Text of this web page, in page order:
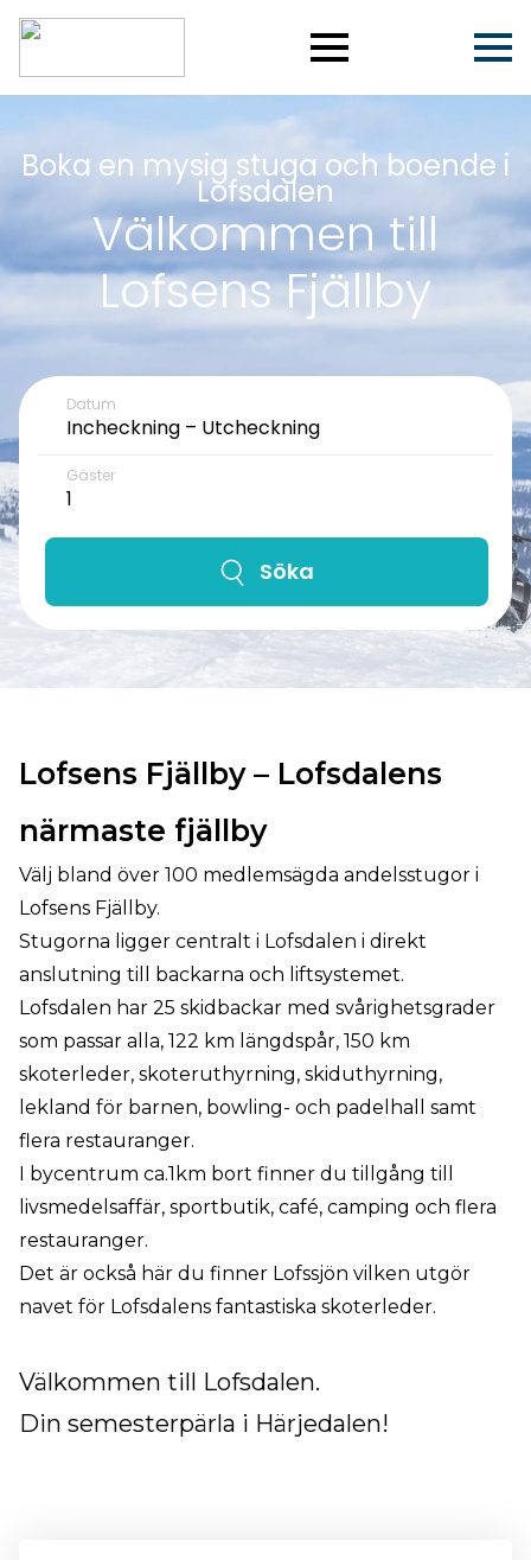
Boka en mysig stuga och boende i
Lofsdalen
Välkommen till
Lofsens Fjällby
Datum
Gäster
1
Söka
Lofsens Fjällby – Lofsdalens
närmaste fjällby
Välj bland över 100 medlemsägda andelsstugor i
Lofsens Fjällby.
Stugorna ligger centralt i Lofsdalen i direkt
anslutning till backarna och liftsystemet.
Lofsdalen har 25 skidbackar med svårighetsgrader
som passar alla, 122 km längdspår, 150 km
skoterleder, skoteruthyrning, skiduthyrning,
lekland för barnen, bowling- och padelhall samt
flera restauranger.
I bycentrum ca.1km bort finner du tillgång till
livsmedelsaffär, sportbutik, café, camping och flera
restauranger.
Det är också här du finner Lofssjön vilken utgör
navet för Lofsdalens fantastiska skoterleder.
Välkommen till Lofsdalen.
Din semesterpärla i Härjedalen!